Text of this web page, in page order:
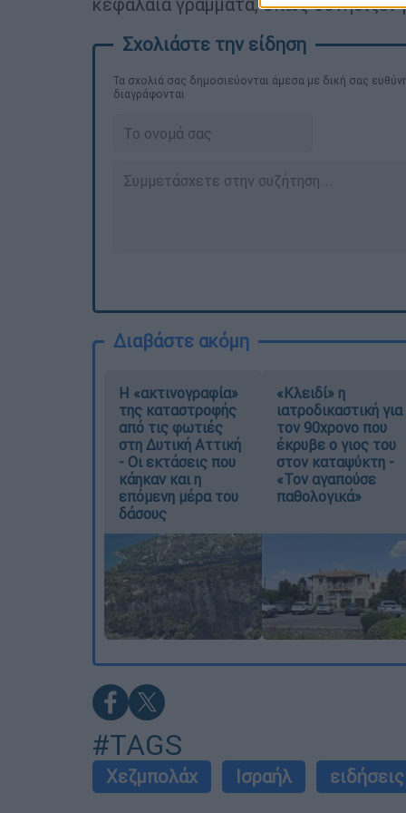
Τα σχολιά σας δημοσιεύονται άμεσα με δική σας
διαγράφονται
Διαβάστε ακόμη
Η «ακτινογραφία»
της καταστροφής
από τις φωτιές
στη Δυτική Αττική
- Οι εκτάσεις που
κάηκαν και η
επόμενη μέρα του
δάσους
«Κλειδί» η
ιατροδικαστική για
τον 90χρονο που
έκρυβε ο γιος του
στον καταψύκτη -
«Τον αγαπούσε
παθολογικά»
#TAGS
Χεζμπολάχ Ισραήλ